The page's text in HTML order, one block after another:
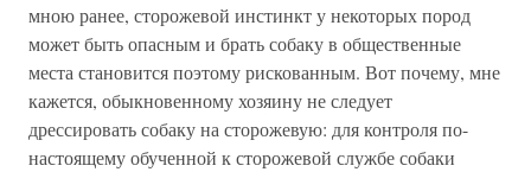
мною ранее, сторожевой инстинкт у некоторых пород
может быть опасным и брать собаку в общественные
места становится поэтому рискованным. Вот почему, мне
кажется, обыкновенному хозяину не следует
дрессировать собаку на сторожевую: для контроля по-
настоящему обученной к сторожевой службе собаки